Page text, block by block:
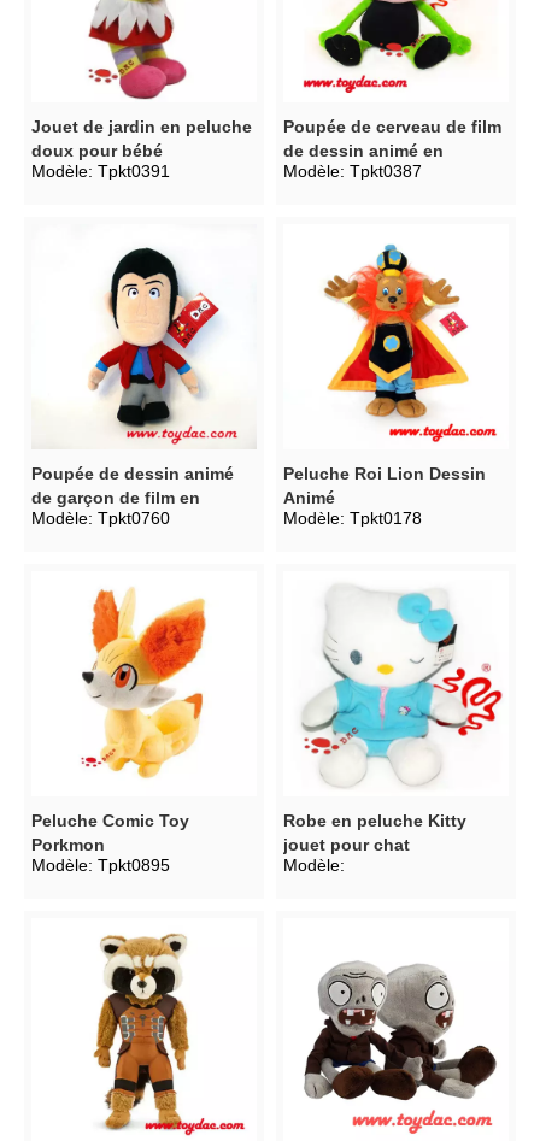
Jouet de jardin en peluche
doux pour bébé
Modèle: Tpkt0391
Poupée de cerveau de film
de dessin animé en
peluche
Modèle: Tpkt0387
Poupée de dessin animé
de garçon de film en
peluche
Modèle: Tpkt0760
Peluche Roi Lion Dessin
Animé
Modèle: Tpkt0178
Peluche Comic Toy
Porkmon
Modèle: Tpkt0895
Robe en peluche Kitty
jouet pour chat
Modèle: